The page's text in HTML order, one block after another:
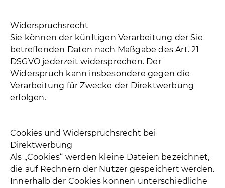
Widerspruchsrecht
Sie können der künftigen Verarbeitung der Sie
betreffenden Daten nach Maßgabe des Art. 21
DSGVO jederzeit widersprechen. Der
Widerspruch kann insbesondere gegen die
Verarbeitung für Zwecke der Direktwerbung
erfolgen.
Cookies und Widerspruchsrecht bei
Direktwerbung
Als „Cookies“ werden kleine Dateien bezeichnet,
die auf Rechnern der Nutzer gespeichert werden.
Innerhalb der Cookies können unterschiedliche